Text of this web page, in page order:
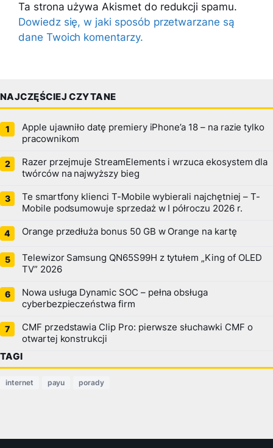
Ta strona używa Akismet do redukcji spamu.
Dowiedz się, w jaki sposób przetwarzane są
dane Twoich komentarzy.
NAJCZĘŚCIEJ CZYTANE
Apple ujawniło datę premiery iPhone’a 18 – na razie tylko
pracownikom
Razer przejmuje StreamElements i wrzuca ekosystem dla
twórców na najwyższy bieg
Te smartfony klienci T-Mobile wybierali najchętniej – T-
Mobile podsumowuje sprzedaż w I półroczu 2026 r.
Orange przedłuża bonus 50 GB w Orange na kartę
Telewizor Samsung QN65S99H z tytułem „King of OLED
TV” 2026
Nowa usługa Dynamic SOC – pełna obsługa
cyberbezpieczeństwa firm
CMF przedstawia Clip Pro: pierwsze słuchawki CMF o
otwartej konstrukcji
TAGI
internet payu porady